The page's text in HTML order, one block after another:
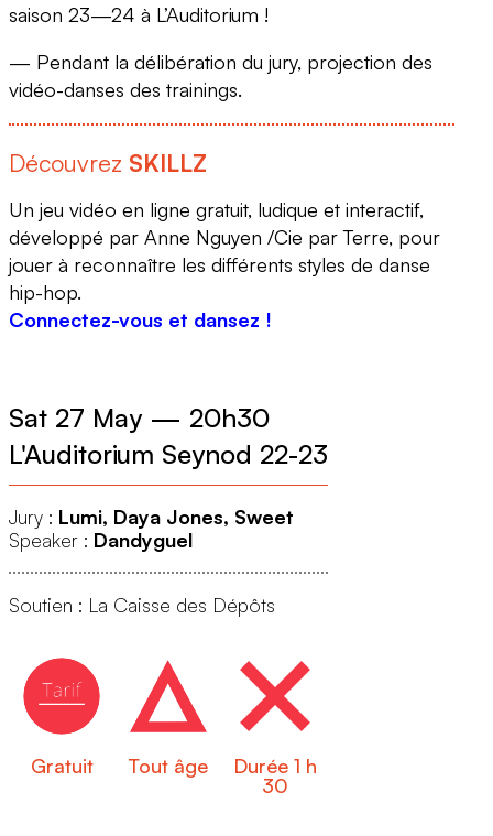
saison 23—24 à L’Auditorium !
— Pendant la délibération du jury, projection des
vidéo-danses des trainings.
Découvrez SKILLZ
Un jeu vidéo en ligne gratuit, ludique et interactif,
développé par Anne Nguyen /Cie par Terre, pour
jouer à reconnaître les différents styles de danse
hip-hop.
Connectez-vous et dansez !
Sat 27 May— 20h30
L'Auditorium Seynod 22-23
Jury : Lumi, Daya Jones, Sweet
Speaker : Dandyguel
Soutien : La Caisse des Dépôts
Gratuit Tout âge
Durée 1 h
30